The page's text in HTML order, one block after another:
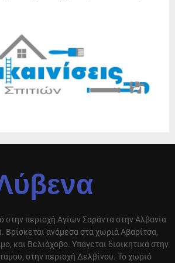
στην περιοχή Αγίων Σαράντα στην Αλβανία
Βρίσκεται ανάμεσα στα χωριά Αβαρίτσα,
και Βελιάχοβο. Υπάγεται διοικητικά στην
στην περιοχή Δελβίνου. Το χωριό